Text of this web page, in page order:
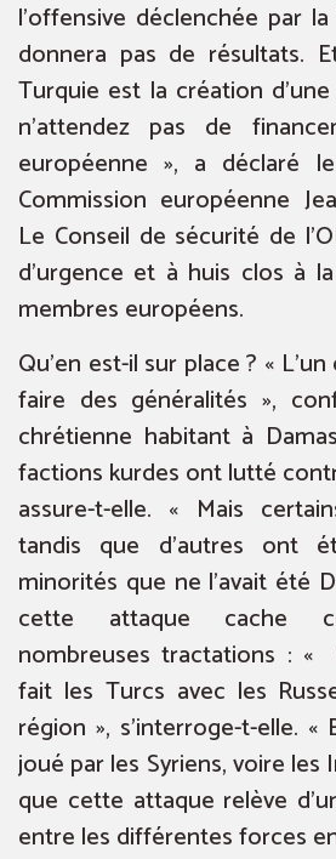
l’offensive déclenchée par
donnera pas de résultats.
Turquie est la création
n’attendez pas de
européenne », a déclaré
Commission européenne
Le Conseil de sécurité de
d’urgence et à huis clos à
membres européens.
Qu’en est-il sur place ? «
faire des généralités »,
chrétienne habitant à
factions kurdes ont lutté
assure-t-elle. « Mais
tandis que d’autres ont
minorités que ne l’avait été
cette attaque cache
nombreuses tractations :
fait les Turcs avec les
région », s’interroge-t-elle.
joué par les Syriens, voire les
que cette attaque relève
entre les différentes forces